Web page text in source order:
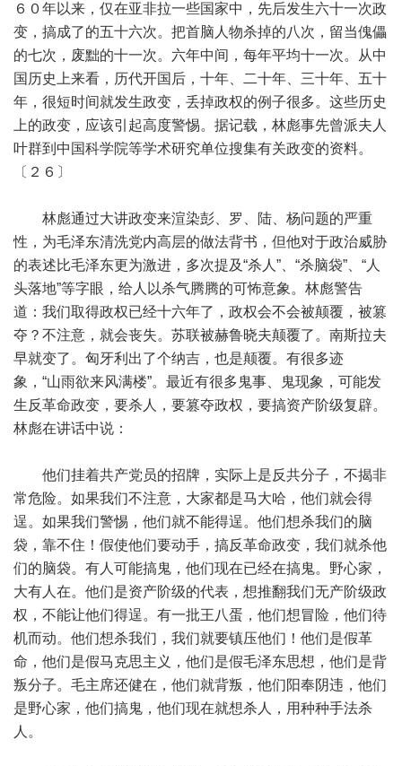
６０年以来，仅在亚非拉一些国家中，先后发生六十一次政
变，搞成了的五十六次。把首脑人物杀掉的八次，留当傀儡
的七次，废黜的十一次。六年中间，每年平均十一次。从中
国历史上来看，历代开国后，十年、二十年、三十年、五十
年，很短时间就发生政变，丢掉政权的例子很多。这些历史
上的政变，应该引起高度警惕。据记载，林彪事先曾派夫人
叶群到中国科学院等学术研究单位搜集有关政变的资料。
〔２６〕
林彪通过大讲政变来渲染彭、罗、陆、杨问题的严重
性，为毛泽东清洗党内高层的做法背书，但他对于政治威胁
的表述比毛泽东更为激进，多次提及“杀人”、“杀脑袋”、“人
头落地”等字眼，给人以杀气腾腾的可怖意象。林彪警告
道：我们取得政权已经十六年了，政权会不会被颠覆，被篡
夺？不注意，就会丧失。苏联被赫鲁晓夫颠覆了。南斯拉夫
早就变了。匈牙利出了个纳吉，也是颠覆。有很多迹
象，“山雨欲来风满楼”。最近有很多鬼事、鬼现象，可能发
生反革命政变，要杀人，要篡夺政权，要搞资产阶级复辟。
林彪在讲话中说：
他们挂着共产党员的招牌，实际上是反共分子，不揭非
常危险。如果我们不注意，大家都是马大哈，他们就会得
逞。如果我们警惕，他们就不能得逞。他们想杀我们的脑
袋，靠不住！假使他们要动手，搞反革命政变，我们就杀他
们的脑袋。有人可能搞鬼，他们现在已经在搞鬼。野心家，
大有人在。他们是资产阶级的代表，想推翻我们无产阶级政
权，不能让他们得逞。有一批王八蛋，他们想冒险，他们待
机而动。他们想杀我们，我们就要镇压他们！他们是假革
命，他们是假马克思主义，他们是假毛泽东思想，他们是背
叛分子。毛主席还健在，他们就背叛，他们阳奉阴违，他们
是野心家，他们搞鬼，他们现在就想杀人，用种种手法杀
人。